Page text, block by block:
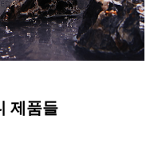
제품들